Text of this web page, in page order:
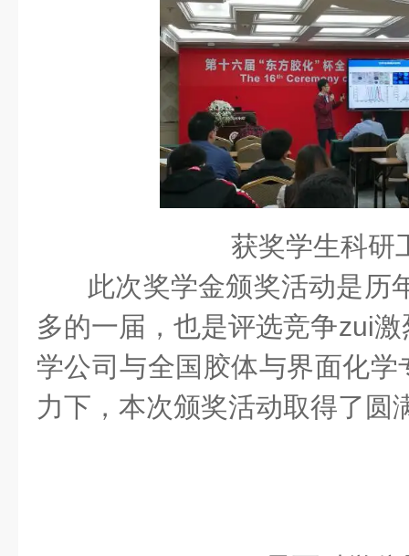
获奖学生科研
此次奖学金颁奖活动是历
多的一届，也是评选竞争zui
学公司与全国胶体与界面化
力下，本次颁奖活动取得了圆